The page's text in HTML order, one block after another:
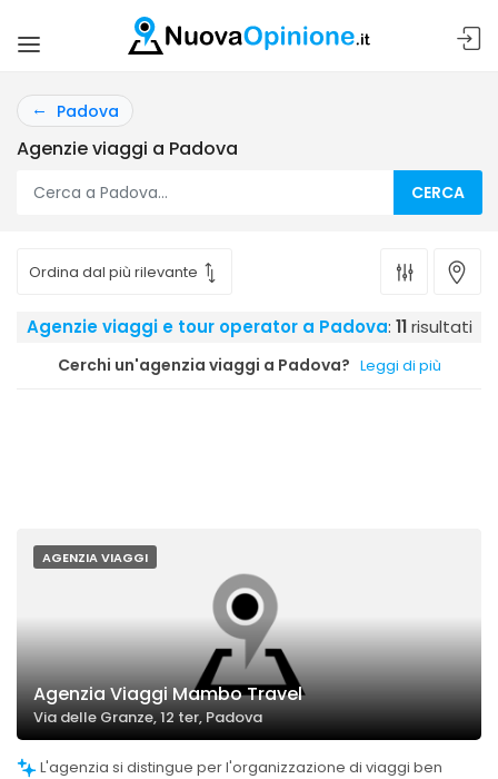
Padova
Agenzie viaggi a Padova
CERCA
Agenzie viaggi e tour operator a Padova: 11risultati
Cerchi un'agenzia viaggi a Padova? Leggi di più
AGENZIA VIAGGI
Agenzia Viaggi Mambo Travel
Via delle Granze, 12 ter, Padova